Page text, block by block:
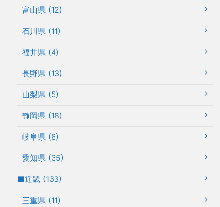
富山県 (12)
石川県 (11)
福井県 (4)
長野県 (13)
山梨県 (5)
静岡県 (18)
岐阜県 (8)
愛知県 (35)
■近畿 (133)
三重県 (11)